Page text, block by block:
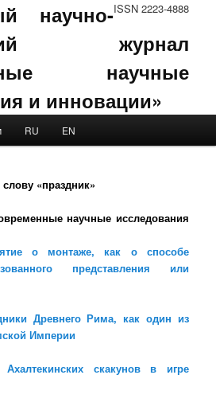
ISSN 2223-4888
научно-
журнал
научные
и инновации»
RU EN
«праздник»
научные исследования
о монтаже, как о способе
представления или
Древнего Рима, как один из
Империи
скакунов в игре